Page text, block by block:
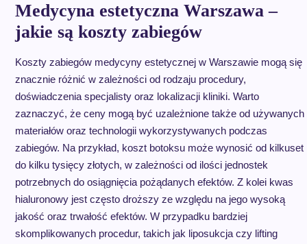
Medycyna estetyczna Warszawa –
jakie są koszty zabiegów
Koszty zabiegów medycyny estetycznej w Warszawie mogą się
znacznie różnić w zależności od rodzaju procedury,
doświadczenia specjalisty oraz lokalizacji kliniki. Warto
zaznaczyć, że ceny mogą być uzależnione także od używanych
materiałów oraz technologii wykorzystywanych podczas
zabiegów. Na przykład, koszt botoksu może wynosić od kilkuset
do kilku tysięcy złotych, w zależności od ilości jednostek
potrzebnych do osiągnięcia pożądanych efektów. Z kolei kwas
hialuronowy jest często droższy ze względu na jego wysoką
jakość oraz trwałość efektów. W przypadku bardziej
skomplikowanych procedur, takich jak liposukcja czy lifting